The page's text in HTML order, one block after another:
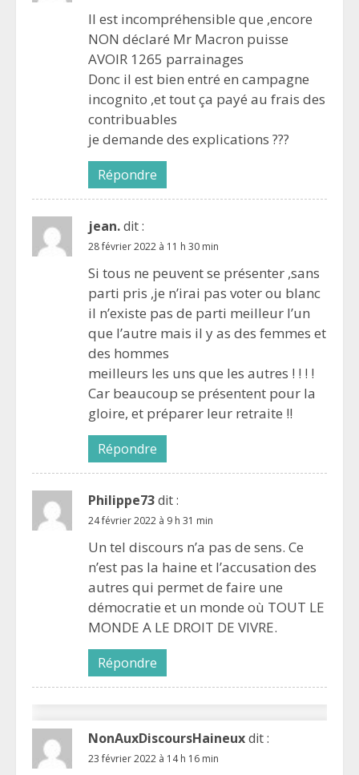
Il est incompréhensible que ,encore
NON déclaré Mr Macron puisse
AVOIR 1265 parrainages
Donc il est bien entré en campagne
incognito ,et tout ça payé au frais des
contribuables
je demande des explications ???
Répondre
jean.dit :
28 février 2022 à 11 h 30 min
Si tous ne peuvent se présenter ,sans
parti pris ,je n’irai pas voter ou blanc
il n’existe pas de parti meilleur l’un
que l’autre mais il y as des femmes et
des hommes
meilleurs les uns que les autres ! ! ! !
Car beaucoup se présentent pour la
gloire, et préparer leur retraite !!
Répondre
Philippe73dit :
24 février 2022 à 9 h 31 min
Un tel discours n’a pas de sens. Ce
n’est pas la haine et l’accusation des
autres qui permet de faire une
démocratie et un monde où TOUT LE
MONDE A LE DROIT DE VIVRE.
Répondre
NonAuxDiscoursHaineuxdit :
23 février 2022 à 14 h 16 min